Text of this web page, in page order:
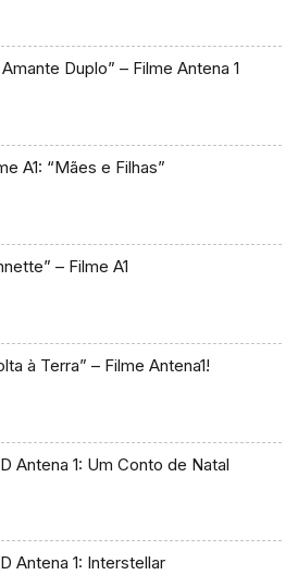
Amante Duplo” – Filme Antena 1
A1: “Mães e Filhas”
– Filme A1
à Terra” – Filme Antena1!
Antena 1: Um Conto de Natal
Antena 1: Interstellar